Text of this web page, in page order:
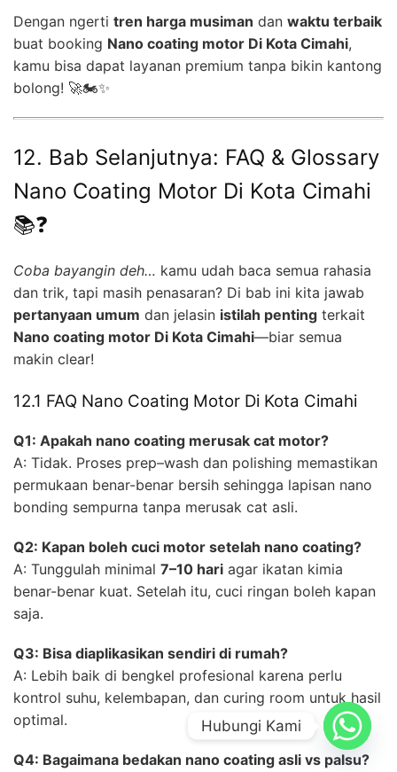
Dengan ngerti tren harga musiman dan waktu terbaik
buat booking Nano coating motor Di Kota Cimahi,
kamu bisa dapat layanan premium tanpa bikin kantong
bolong! 🚀🏍️✨
12. Bab Selanjutnya: FAQ & Glossary
Nano Coating Motor Di Kota Cimahi
📚❓
Coba bayangin deh… kamu udah baca semua rahasia
dan trik, tapi masih penasaran? Di bab ini kita jawab
pertanyaan umum dan jelasin istilah penting terkait
Nano coating motor Di Kota Cimahi—biar semua
makin clear!
12.1 FAQ Nano Coating Motor Di Kota Cimahi
Q1: Apakah nano coating merusak cat motor?
A: Tidak. Proses prep–wash dan polishing memastikan
permukaan benar-benar bersih sehingga lapisan nano
bonding sempurna tanpa merusak cat asli.
Q2: Kapan boleh cuci motor setelah nano coating?
A: Tunggulah minimal 7–10 hari agar ikatan kimia
benar-benar kuat. Setelah itu, cuci ringan boleh kapan
saja.
Q3: Bisa diaplikasikan sendiri di rumah?
A: Lebih baik di bengkel profesional karena perlu
kontrol suhu, kelembapan, dan curing room untuk hasil
optimal.
Q4: Bagaimana bedakan nano coating asli vs palsu?
Hubungi Kami